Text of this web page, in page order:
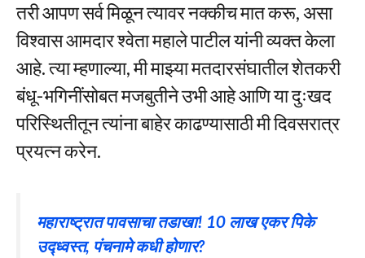
तरी आपण सर्व मिळून त्यावर नक्कीच मात करू, असा
विश्वास आमदार श्वेता महाले पाटील यांनी व्यक्त केला
आहे. त्या म्हणाल्या, मी माझ्या मतदारसंघातील शेतकरी
बंधू-भगिनींसोबत मजबुतीने उभी आहे आणि या दुःखद
परिस्थितीतून त्यांना बाहेर काढण्यासाठी मी दिवसरात्र
प्रयत्न करेन.
महाराष्ट्रात पावसाचा तडाखा! 10 लाख एकर पिके
उद्ध्वस्त, पंचनामे कधी होणार?